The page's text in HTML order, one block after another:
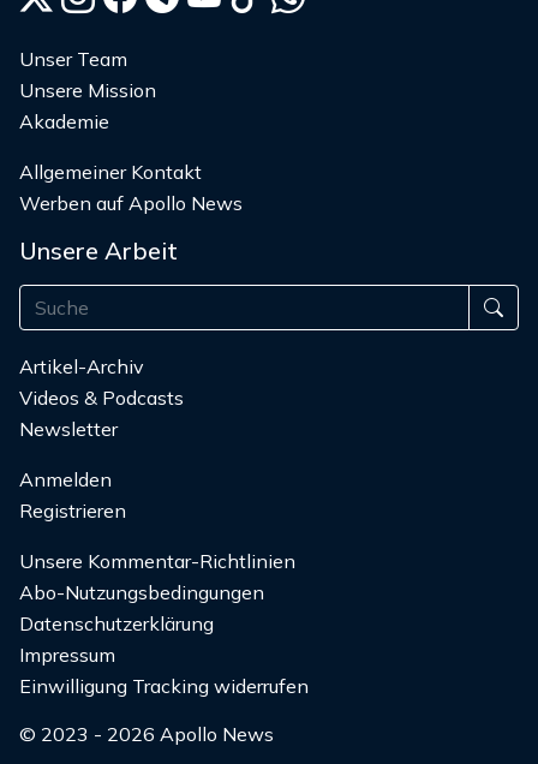
Unser Team
Unsere Mission
Akademie
Allgemeiner Kontakt
Werben auf Apollo News
Unsere Arbeit
Artikel-Archiv
Videos & Podcasts
Newsletter
Anmelden
Registrieren
Unsere Kommentar-Richtlinien
Abo-Nutzungsbedingungen
Datenschutzerklärung
Impressum
Einwilligung Tracking widerrufen
© 2023 - 2026 Apollo News